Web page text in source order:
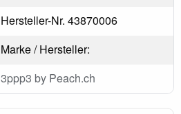
Hersteller-Nr. 43870006
Marke / Hersteller:
3ppp3 by Peach.ch